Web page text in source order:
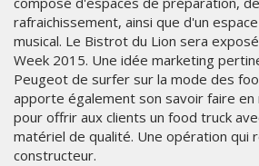
rafraichissement, ainsi que d'un
musical. Le Bistrot du Lion sera
Week 2015. Une idée marketing
Peugeot de surfer sur la mode des
apporte également son savoir faire
pour offrir aux clients un food truck
matériel de qualité. Une opération qui
constructeur.